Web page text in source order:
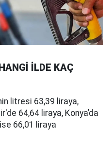
İLDE KAÇ
litresi 63,39 liraya,
64,64 liraya, Konya’da
66,01 liraya